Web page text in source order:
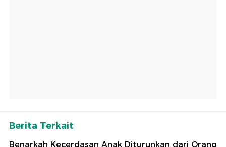
Berita Terkait
Benarkah Kecerdasan Anak Diturunkan dari Orang